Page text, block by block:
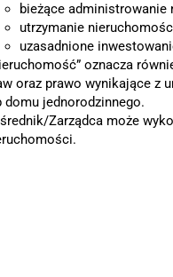
bieżące administrowanie
utrzymanie
uzasadnione
oznacza
oraz prawo wynikające z
domu jednorodzinnego.
Zarządca może